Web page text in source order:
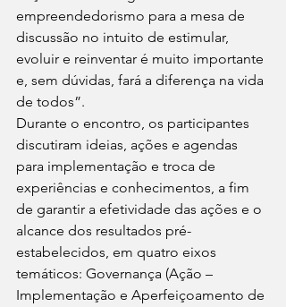
empreendedorismo para a mesa de
discussão no intuito de estimular,
evoluir e reinventar é muito importante
e, sem dúvidas, fará a diferença na vida
de todos”.
Durante o encontro, os participantes
discutiram ideias, ações e agendas
para implementação e troca de
experiências e conhecimentos, a fim
de garantir a efetividade das ações e o
alcance dos resultados pré-
estabelecidos, em quatro eixos
temáticos: Governança (Ação –
Implementação e Aperfeiçoamento de